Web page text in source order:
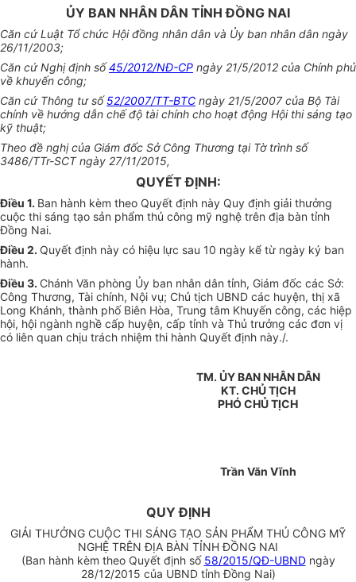
ỦY BAN NHÂN DÂN TỈNH ĐỒNG NAI
Căn cứ Luật Tổ chức Hội đồng nhân dân và Ủy ban nhân dân ngày
26/11/2003;
Căn cứ Nghị định số45/2012/NĐ-CP ngày 21/5/2012 của Chính phủ
về khuyến công;
Căn cứ Thông tư số52/2007/TT-BTC ngày 21/5/2007 của Bộ Tài
chính về hướng dẫn chế độ tài chính cho hoạt động Hội thi sáng tạo
kỹ thuật;
Theo đề nghị của Giám đốc Sở Công Thương tại Tờ trình số
3486/TTr-SCT ngày 27/11/2015,
QUYẾT ĐỊNH:
Điều 1. Ban hành kèm theo Quyết định này Quy định giải thưởng
cuộc thi sáng tạo sản phẩm thủ công mỹ nghệ trên địa bàn tỉnh
Đồng Nai.
Điều 2. Quyết định này có hiệu lực sau 10 ngày kể từ ngày ký ban
hành.
Điều 3. Chánh Văn phòng Ủy ban nhân dân tỉnh, Giám đốc các Sở:
Công Thương, Tài chính, Nội vụ; Chủ tịch UBND các huyện, thị xã
Long Khánh, thành phố Biên Hòa, Trung tâm Khuyến công, các hiệp
hội, hội ngành nghề cấp huyện, cấp tỉnh và Thủ trưởng các đơn vị
có liên quan chịu trách nhiệm thi hành Quyết định này./.
TM. ỦY BAN NHÂN DÂN
KT. CHỦ TỊCH
PHÓ CHỦ TỊCH
Trần Văn Vĩnh
QUY ĐỊNH
GIẢI THƯỞNG CUỘC THI SÁNG TẠO SẢN PHẨM THỦ CÔNG MỸ
NGHỆ TRÊN ĐỊA BÀN TỈNH ĐỒNG NAI
(Ban hành kèm theo Quyết định số 58/2015/QĐ-UBNDngày
28/12/2015 của UBND tỉnh Đồng Nai)